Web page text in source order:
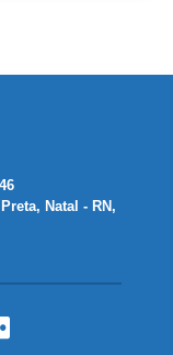
Natal - RN,